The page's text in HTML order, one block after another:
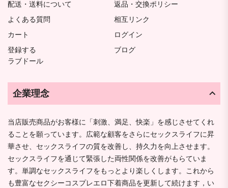
配送・送料について
返品・交換ポリシー
よくある質問
相互リンク
カート
ログイン
登録する
ブログ
ラブドール
企業理念
当店販売商品がお客様に「刺激、満足、快楽」を感じさせてくれ
ることを願っています。広範な顧客をさらにセックスライフに昇
華させ、セックスライフの質を改善し、持久力を向上させます。
セックスライフを通じて緊張した両性関係を改善がもらていま
す。単調なセックスライフをもっとより楽しくします。これから
も豊富なセクシーコスプレエロ下着商品を更新して続けます，い